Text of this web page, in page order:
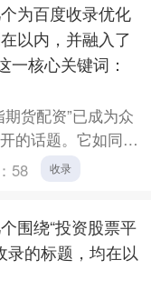
为百度收录优化
以内，并融入了
一核心关键词：
货配资”已成为众
的话题。它如同一
动可观的潜在利
58 收录
围绕“投资股票平
录的标题，均在以